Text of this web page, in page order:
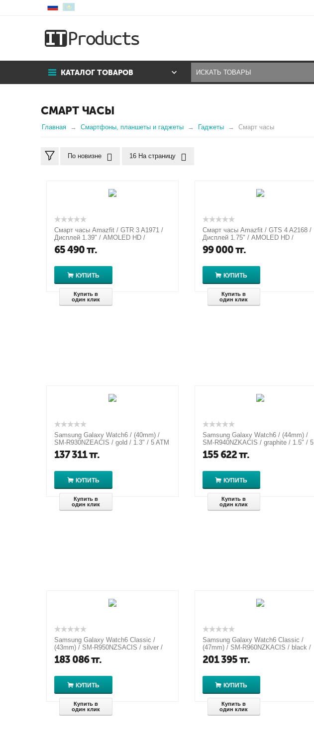
КАТАЛОГ ТОВАРОВ
СМАРТ ЧАСЫ
Главная Смартфоны, планшеты и гаджеты Гаджеты Смарт часы
По новизне 16 На страницу
Смарт часы Amazfit / GTR 3 A1971 /
Дисплей 1.39" / AMOLED HD /
Разрешение 326 PPI /
Водонепроница...
65 490тг.
КУПИТЬ
Купить в
один клик
Смарт часы Amazfit / GTS 4 A2168 /
Дисплей 1.75" / AMOLED HD /
Разрешение 341 PPI /
Водонепроница...
99 000тг.
КУПИТЬ
Купить в
один клик
Samsung Galaxy Watch6 / (40mm) /
SM-R930NZEACIS / gold / 1.3" / 5 ATM
137 311тг.
КУПИТЬ
Купить в
один клик
Samsung Galaxy Watch6 / (44mm) /
SM-R940NZKACIS / graphite / 1.5" / 5
ATM
155 622тг.
КУПИТЬ
Купить в
один клик
Samsung Galaxy Watch6 Classic /
(43mm) / SM-R950NZSACIS / silver /
1.3" / 5 ATM
183 086тг.
КУПИТЬ
Купить в
один клик
Samsung Galaxy Watch6 Classic /
(47mm) / SM-R960NZKACIS / black /
1.5" / 5 ATM
201 395тг.
КУПИТЬ
Купить в
один клик